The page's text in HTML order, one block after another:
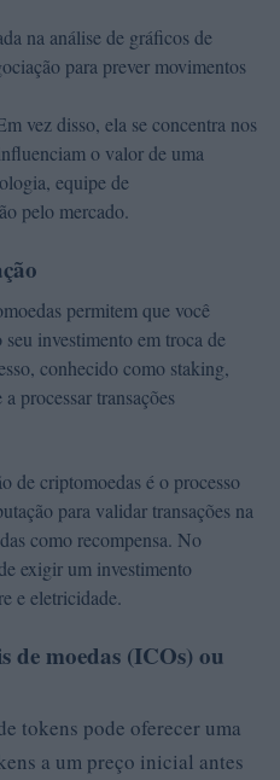
na análise de gráficos de
para prever movimentos
vez disso, ela se concentra nos
o valor de uma
equipe de
pelo mercado.
permitem que você
investimento em troca de
conhecido como staking,
processar transações
de criptomoedas é o processo
para validar transações na
como recompensa. No
exigir um investimento
e eletricidade.
de moedas (ICOs) ou
tokens pode oferecer uma
a um preço inicial antes